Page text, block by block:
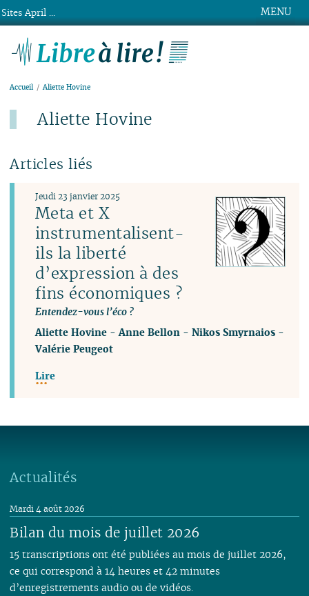
MENU
Accueil Aliette Hovine
Aliette Hovine
Articles liés
Meta et X
instrumentalisent-
ils la liberté
d’expression à des
fins économiques ?
Entendez-vous l’éco ?
Jeudi 23 janvier 2025
Aliette Hovine -Anne Bellon -Nikos Smyrnaios -
Valérie Peugeot
Lire
Actualités
Bilan du mois de juillet 2026
Mardi 4 août 2026
15 transcriptions ont été publiées au mois de juillet 2026,
ce qui correspond à 14 heures et 42 minutes
d’enregistrements audio ou de vidéos.
Sites April ...